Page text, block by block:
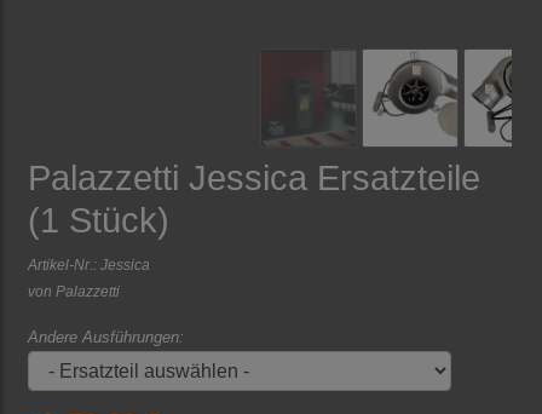
Palazzetti Jessica Ersatzteile
(1 Stück)
Artikel-Nr.: Jessica
von Palazzetti
Andere Ausführungen: